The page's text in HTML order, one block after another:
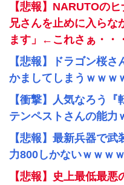
【悲報】NARUTOの
兄さんを止めに入らな
ます」←これさぁ・・
【悲報】ドラゴン桜
かましてしまうｗｗｗ
【衝撃】人気なろう
テンペストさんの能力
【悲報】最新兵器で
力800しかないｗｗｗ
【悲報】史上最低最